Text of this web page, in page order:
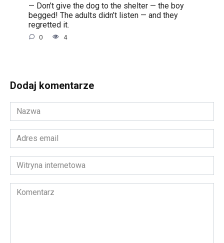
— Don’t give the dog to the shelter — the boy
begged! The adults didn’t listen — and they
regretted it.
0 4
Dodaj komentarze
Nazwa
*
Adres
email
*Witryna
internetowa
Komentarz